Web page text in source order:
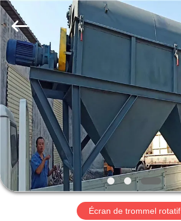
À
LA
MAISON
PRODUITS
À
PROPOS
2026
Xinxiang
AAREAL
Machine
Co.,Ltd.
All
Rights
Reserved.
Écran de trommel rotatif